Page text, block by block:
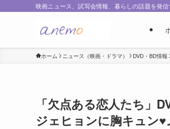
映画ニュース、試写会情報、暮らしの話題を発信
ホーム ニュース（映画・ドラマ） DVD・BD情報
「欠点ある恋人たち」
ジェヒョンに胸キュン